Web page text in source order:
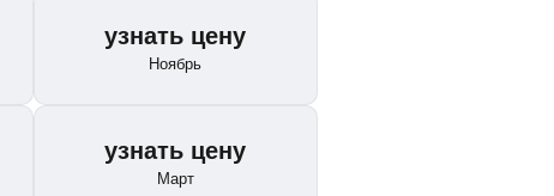
узнать цену
Ноябрь
узнать цену
Март